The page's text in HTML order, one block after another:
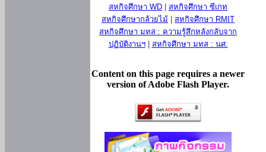
สหกิจศึกษา WD
สหกิจศึกษา ซีเกท
สหกิจศึกษากล้วยไม้
สหกิจศึกษา RMIT
สหกิจศึกษา มทส : ความรู้สึกหลังกลับจาก
ปฏิบัติงานฯ| สหกิจศึกษา มทส : นศ.
Content on this page requires a newer
version of Adobe Flash Player.